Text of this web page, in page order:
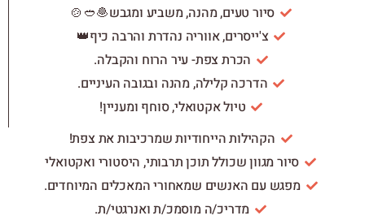
סיור טעים, מהנה, משביע ומגבש🧆🥙🍲
צ'ייסרים, אווריה נהדרת והרבה כיף👑
הכרת צפת- עיר הרוח והקבלה.
הדרכה קלילה, מהנה ובגובה העיניים.
טיול אקטואלי, סוחף ומעניין!
הקהילות הייחודיות שמרכיבות את צפת!
סיור מגוון שכולל תוכן תרבותי, היסטורי ואקטואלי
מפגש עם האנשים שמאחורי המאכלים המיוחדים.
מדריכ/ה מוסמכ/ת ואנרגטי/ת.